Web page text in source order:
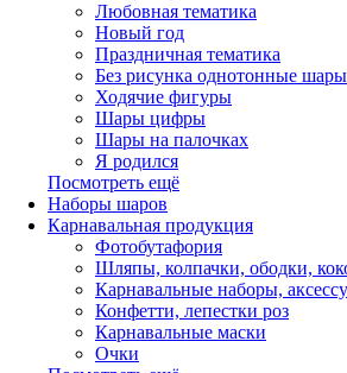
Любовная тематика
Новый год
Праздничная тематика
Без рисунка однотонные шары
Ходячие фигуры
Шары цифры
Шары на палочках
Я родился
Посмотреть ещё
Наборы шаров
Карнавальная продукция
Фотобутафория
Шляпы, колпачки, ободки,
Карнавальные наборы,
Конфетти, лепестки роз
Карнавальные маски
Очки